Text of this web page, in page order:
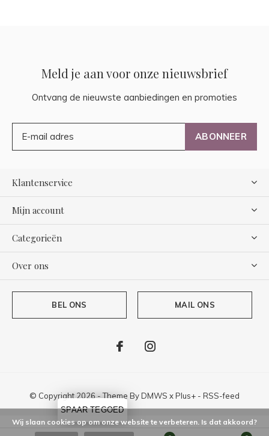
Meld je aan voor onze nieuwsbrief
Ontvang de nieuwste aanbiedingen en promoties
ABONNEER
Klantenservice
Mijn account
Categorieën
Over ons
BEL ONS MAIL ONS
© Copyright 2026 - Theme ByDMWS xPlus+ - RSS-feed
Wij slaan cookies op om onze website te verbeteren. Is dat akkoord?
SPAAR TEGOED